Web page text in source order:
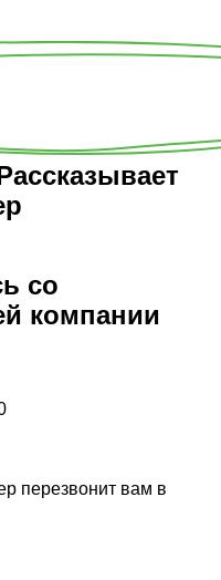
со
компании
перезвонит вам в